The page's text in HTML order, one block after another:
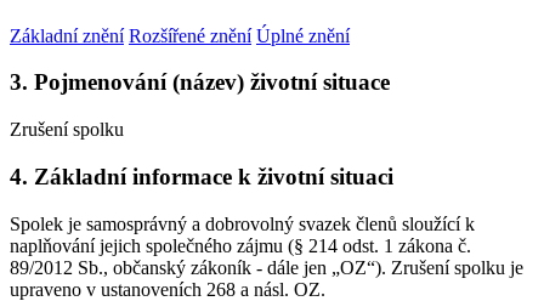
Základní znění Rozšířené znění Úplné znění
3. Pojmenování (název) životní situace
Zrušení spolku
4. Základní informace k životní situaci
Spolek je samosprávný a dobrovolný svazek členů sloužící k
naplňování jejich společného zájmu (§ 214 odst. 1 zákona č.
89/2012 Sb., občanský zákoník - dále jen „OZ“). Zrušení spolku je
upraveno v ustanoveních 268 a násl. OZ.